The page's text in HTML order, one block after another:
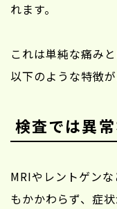
れます。
これは単純な痛み
以下のような特徴が
検査では異
MRIやレントゲン
もかかわらず、症